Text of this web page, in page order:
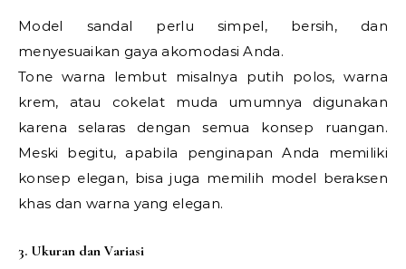
Model sandal perlu simpel, bersih, dan
menyesuaikan gaya akomodasi Anda.
Tone warna lembut misalnya putih polos, warna
krem, atau cokelat muda umumnya digunakan
karena selaras dengan semua konsep ruangan.
Meski begitu, apabila penginapan Anda memiliki
konsep elegan, bisa juga memilih model beraksen
khas dan warna yang elegan.
3. Ukuran dan Variasi